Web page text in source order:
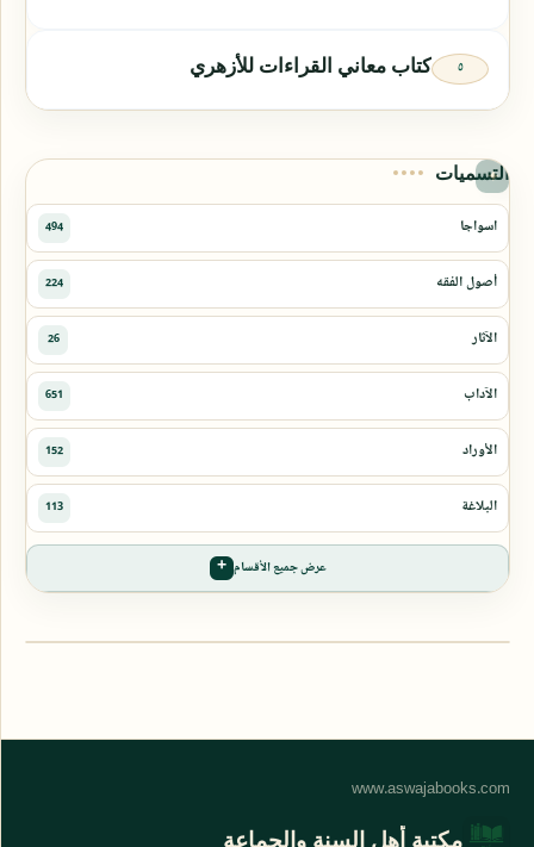
كتاب معاني القراءات للأزهري
التسميات
عرض جميع الأقسام
مكتبة أهل السنة والجماعة